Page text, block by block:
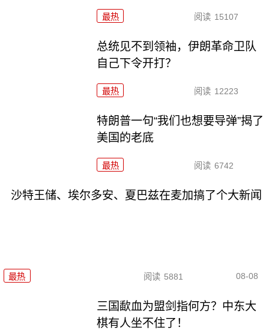
最热 阅读 15107
总统见不到领袖，伊朗革命卫队
自己下令开打？
最热 阅读 12223
特朗普一句“我们也想要导弹”揭了
美国的老底
最热 阅读 6742
沙特王储、埃尔多安、夏巴兹在麦加搞了个大新闻
最热 阅读 5881 08-08
三国歃血为盟剑指何方？中东大
棋有人坐不住了！